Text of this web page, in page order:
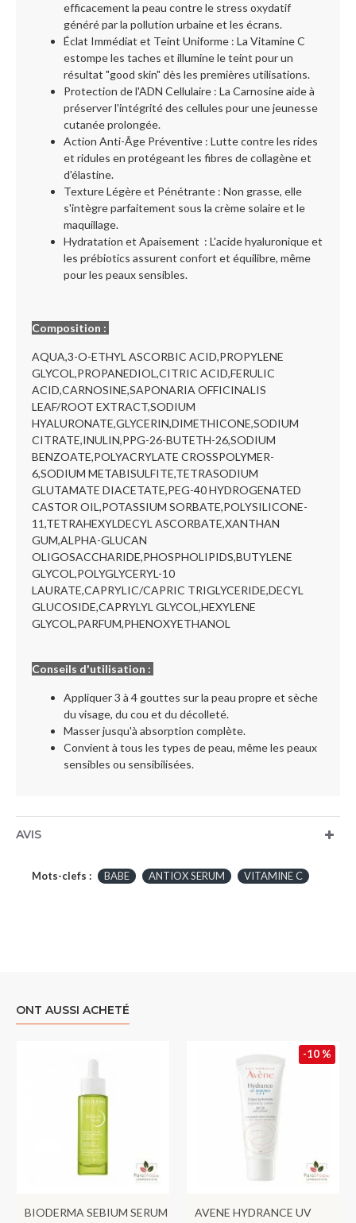
efficacement la peau contre le stress oxydatif
généré par la pollution urbaine et les écrans.
Éclat Immédiat et Teint Uniforme : La Vitamine C
estompe les taches et illumine le teint pour un
résultat "good skin" dès les premières utilisations.
Protection de l'ADN Cellulaire : La Carnosine aide à
préserver l'intégrité des cellules pour une jeunesse
cutanée prolongée.
Action Anti-Âge Préventive : Lutte contre les rides
et ridules en protégeant les fibres de collagène et
d'élastine.
Texture Légère et Pénétrante : Non grasse, elle
s'intègre parfaitement sous la crème solaire et le
maquillage.
Hydratation et Apaisement : L'acide hyaluronique et
les prébiotics assurent confort et équilibre, même
pour les peaux sensibles.
Composition :
AQUA,3-O-ETHYL ASCORBIC ACID,PROPYLENE
GLYCOL,PROPANEDIOL,CITRIC ACID,FERULIC
ACID,CARNOSINE,SAPONARIA OFFICINALIS
LEAF/ROOT EXTRACT,SODIUM
HYALURONATE,GLYCERIN,DIMETHICONE,SODIUM
CITRATE,INULIN,PPG-26-BUTETH-26,SODIUM
BENZOATE,POLYACRYLATE CROSSPOLYMER-
6,SODIUM METABISULFITE,TETRASODIUM
GLUTAMATE DIACETATE,PEG-40 HYDROGENATED
CASTOR OIL,POTASSIUM SORBATE,POLYSILICONE-
11,TETRAHEXYLDECYL ASCORBATE,XANTHAN
GUM,ALPHA-GLUCAN
OLIGOSACCHARIDE,PHOSPHOLIPIDS,BUTYLENE
GLYCOL,POLYGLYCERYL-10
LAURATE,CAPRYLIC/CAPRIC TRIGLYCERIDE,DECYL
GLUCOSIDE,CAPRYLYL GLYCOL,HEXYLENE
GLYCOL,PARFUM,PHENOXYETHANOL
Conseils d'utilisation :
Appliquer 3 à 4 gouttes sur la peau propre et sèche
du visage, du cou et du décolleté.
Masser jusqu'à absorption complète.
Convient à tous les types de peau, même les peaux
sensibles ou sensibilisées.
AVIS
Mots-clefs : BABE ANTIOX SERUM VITAMINE C
ONT AUSSI ACHETÉ
BIODERMA SEBIUM SERUM
-10 %
AVENE HYDRANCE UV